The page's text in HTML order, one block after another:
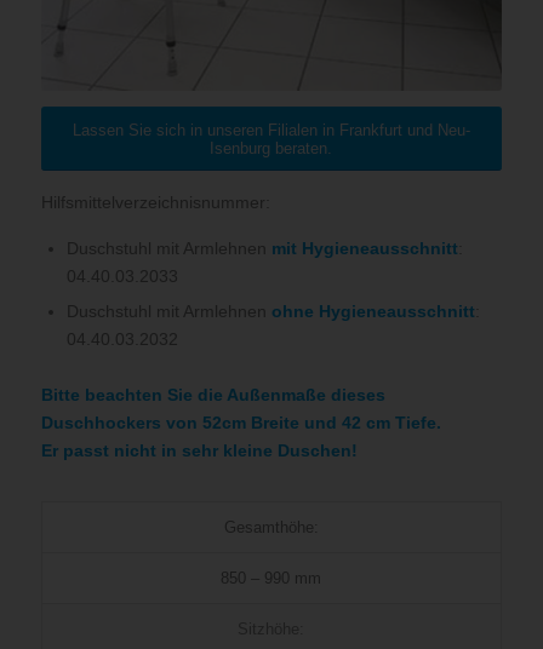
Lassen Sie sich in unseren Filialen in Frankfurt und Neu-
Isenburg beraten.
Hilfsmittelverzeichnis­nummer:
Duschstuhl mit Armlehnen mit Hygieneausschnitt
04.40.03.2033
Duschstuhl mit Armlehnen ohne Hygieneausschnitt
04.40.03.2032
Bitte beachten Sie die Außenmaße dieses
Duschhockers von 52cm Breite und 42 cm Tiefe.
Er passt nicht in sehr kleine Duschen!
Gesamthöhe:
850 – 990 mm